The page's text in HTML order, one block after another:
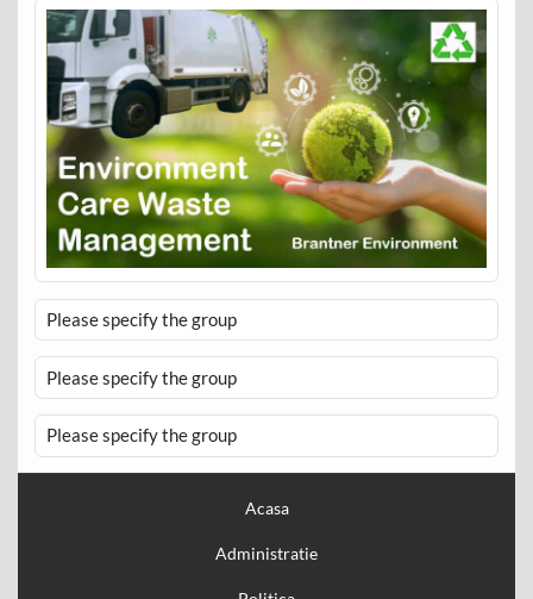
Please specify the group
Please specify the group
Please specify the group
Acasa
Administratie